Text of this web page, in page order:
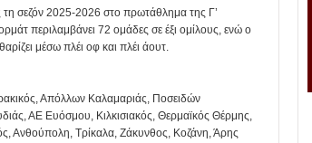
τη σεζόν 2025-2026 στο πρωτάθλημα της Γ’
περιλαμβάνει 72 ομάδες σε έξι ομίλους, ενώ ο
μέσω πλέι οφ και πλέι άουτ.
Απόλλων Καλαμαριάς, Ποσειδών
ΑΕ Ευόσμου, Κιλκισιακός, Θερμαϊκός Θέρμης,
Ανθούπολη, Τρίκαλα, Ζάκυνθος, Κοζάνη, Άρης